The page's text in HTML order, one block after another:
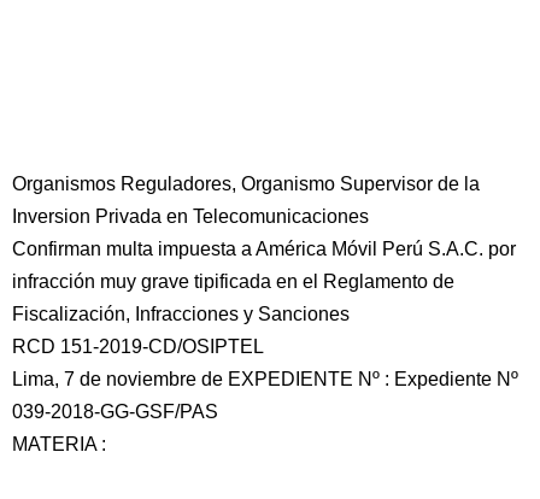
Organismos Reguladores, Organismo Supervisor de la
Inversion Privada en Telecomunicaciones
Confirman multa impuesta a América Móvil Perú S.A.C. por
infracción muy grave tipificada en el Reglamento de
Fiscalización, Infracciones y Sanciones
RCD 151-2019-CD/OSIPTEL
Lima, 7 de noviembre de EXPEDIENTE Nº : Expediente Nº
039-2018-GG-GSF/PAS
MATERIA :